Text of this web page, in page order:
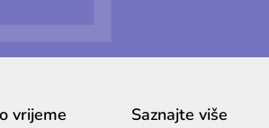
vrijeme Saznajte više